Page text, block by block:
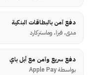
دفع آمن بالبطاقات البنكية
مدى، فيزا، وماستركارد
دفع سريع وآمن مع أبل باي
بواسطة Apple Pay